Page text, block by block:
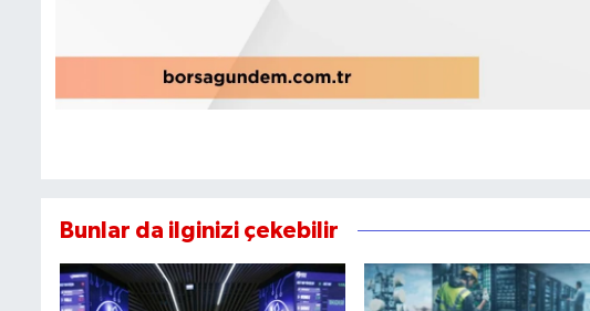
Bunlar da ilginizi çekebilir